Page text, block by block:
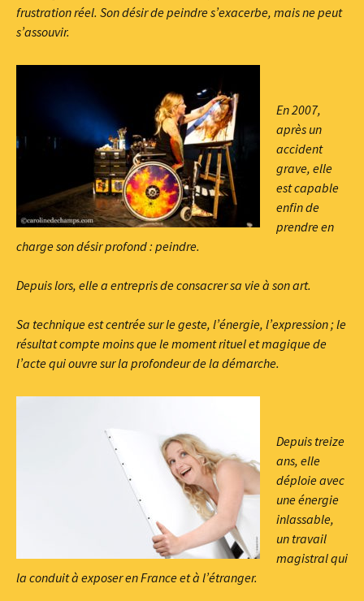
frustration réel. Son désir de peindre s’exacerbe, mais ne peut
s’assouvir.
En 2007,
après un
accident
grave, elle
est capable
enfin de
prendre en
charge son désir profond : peindre.
Depuis lors, elle a entrepris de consacrer sa vie à son art.
Sa technique est centrée sur le geste, l’énergie, l’expression ; le
résultat compte moins que le moment rituel et magique de
l’acte qui ouvre sur la profondeur de la démarche.
Depuis treize
ans, elle
déploie avec
une énergie
inlassable,
un travail
magistral qui
la conduit à exposer en France et à l’étranger.